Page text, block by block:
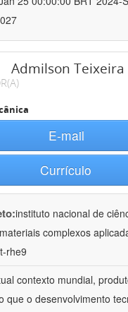
Admilson Teixeira
E-mail
Currículo
instituto nacional de
complexos
rhe9
contexto mundial,
que o desenvolvimento